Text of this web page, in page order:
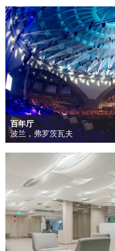
百年厅
波兰，弗罗茨瓦夫